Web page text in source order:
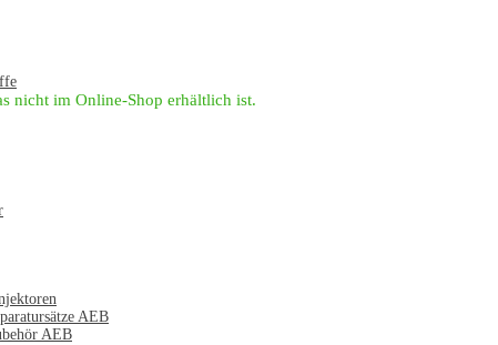
nicht im Online-Shop erhältlich ist.
AEB
AEB